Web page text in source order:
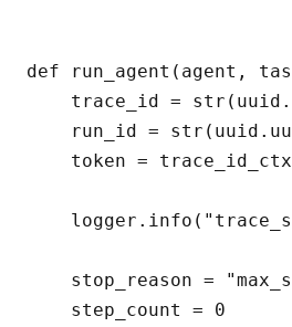
def run_agent(agent,
trace_id =
run_id =
token =
stop_reason =
    step_count = 0